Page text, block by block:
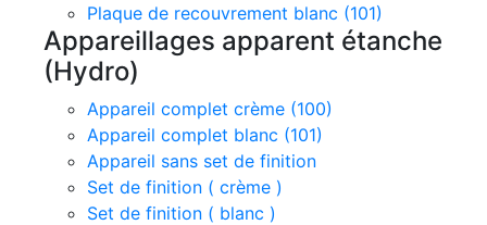
Plaque de recouvrement blanc (101)
Appareillages apparent étanche
(Hydro)
Appareil complet crème (100)
Appareil complet blanc (101)
Appareil sans set de finition
Set de finition ( crème )
Set de finition ( blanc )